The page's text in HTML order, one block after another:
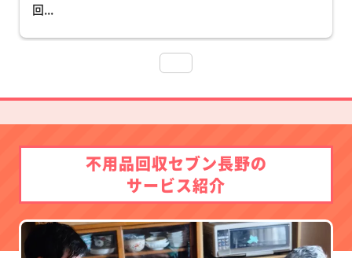
回...
不用品回収セブン長野の
サービス紹介